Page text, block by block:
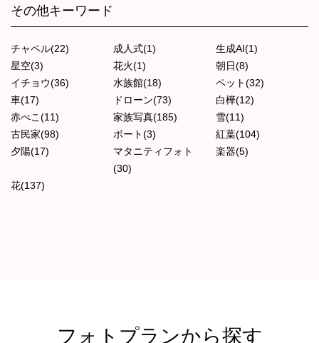
その他キーワード
チャペル(22) 成人式(1)
生成AI(1)
星空(3)
花火(1)
朝日(8)
イチョウ(36)
水族館(18)
ペット(32)
車(17)
ドローン(73)
白樺(12)
赤べこ(11)
家族写真(185)
雪(11)
古民家(98)
ボート(3)
紅葉(104)
夕陽(17)
マタニティフォト
(30)
楽器(5)
花(137)
フォトプランから探す